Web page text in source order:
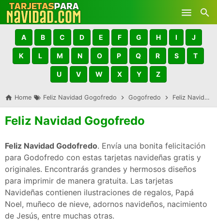
Skip to main content
A B C D E F G H I J
K L M N O P Q R S T
U V W X Y Z
Home Feliz Navidad Gogofredo Gogofredo Feliz Navidad Gogofredo
Feliz Navidad Gogofredo
Feliz Navidad Godofredo. Envía una bonita felicitación
para Godofredo con estas tarjetas navideñas gratis y
originales. Encontrarás grandes y hermosos diseños
para imprimir de manera gratuita. Las tarjetas
Navideñas contienen ilustraciones de regalos, Papá
Noel, muñeco de nieve, adornos navideños, nacimiento
de Jesús, entre muchas otras.